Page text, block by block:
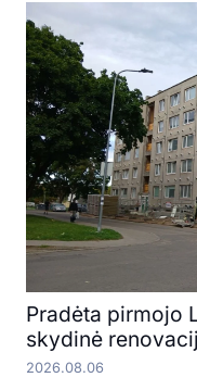
Pradėta pirmojo
skydinė
2026.08.06